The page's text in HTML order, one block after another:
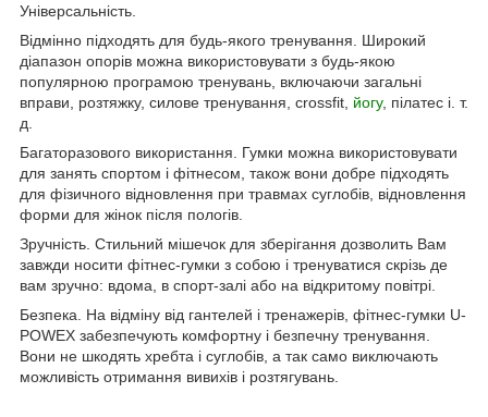
Універсальність.
Відмінно підходять для будь-якого тренування. Широкий
діапазон опорів можна використовувати з будь-якою
популярною програмою тренувань, включаючи загальні
вправи, розтяжку, силове тренування, crossfit, йогу, пілатес і. т.
д.
Багаторазового використання. Гумки можна використовувати
для занять спортом і фітнесом, також вони добре підходять
для фізичного відновлення при травмах суглобів, відновлення
форми для жінок після пологів.
Зручність. Стильний мішечок для зберігання дозволить Вам
завжди носити фітнес-гумки з собою і тренуватися скрізь де
вам зручно: вдома, в спорт-залі або на відкритому повітрі.
Безпека. На відміну від гантелей і тренажерів, фітнес-гумки U-
POWEX забезпечують комфортну і безпечну тренування.
Вони не шкодять хребта і суглобів, а так само виключають
можливість отримання вивихів і розтягувань.